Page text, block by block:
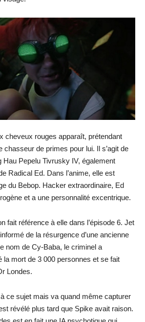
cheveux rouges apparaît, prétendant
chasseur de primes pour lui. Il s’agit de
Hau Pepelu Tivrusky IV, également
Radical Ed. Dans l’anime, elle est
du Bebop. Hacker extraordinaire, Ed
et a une personnalité excentrique.
fait référence à elle dans l’épisode 6. Jet
de la résurgence d’une ancienne
nom de Cy-Baba, le criminel a
la mort de 3 000 personnes et se fait
Londes.
ce sujet mais va quand même capturer
révélé plus tard que Spike avait raison.